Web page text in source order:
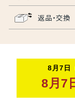
返品・交換